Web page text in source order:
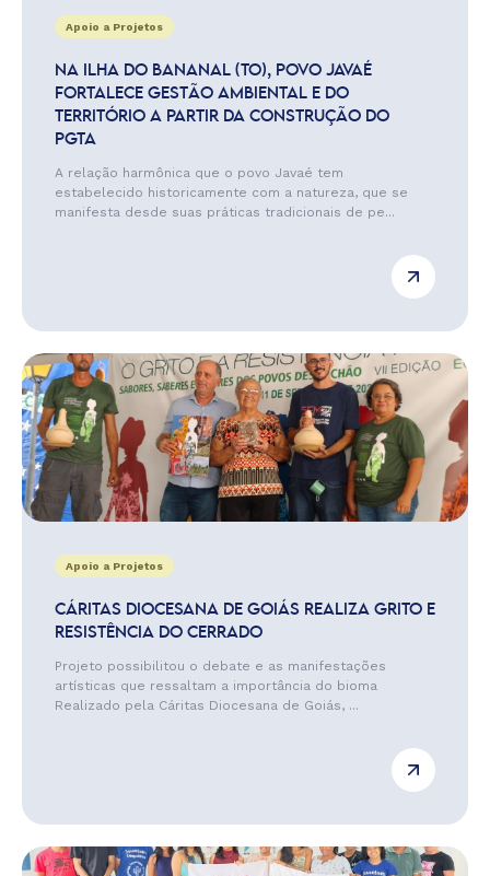
Apoio a Projetos
NA ILHA DO BANANAL (TO), POVO JAVAÉ
FORTALECE GESTÃO AMBIENTAL E DO
TERRITÓRIO A PARTIR DA CONSTRUÇÃO DO
PGTA
A relação harmônica que o povo Javaé tem
estabelecido historicamente com a natureza, que se
manifesta desde suas práticas tradicionais de pe...
Apoio a Projetos
CÁRITAS DIOCESANA DE GOIÁS REALIZA GRITO E
RESISTÊNCIA DO CERRADO
Projeto possibilitou o debate e as manifestações
artísticas que ressaltam a importância do bioma
Realizado pela Cáritas Diocesana de Goiás, ...